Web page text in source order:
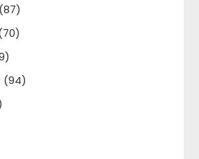
(87)
(94)